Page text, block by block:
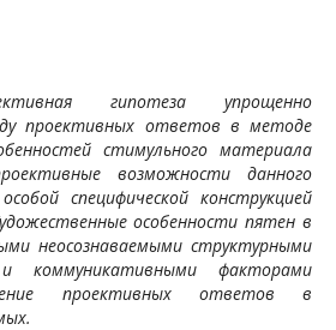
гипотеза упрощенно
проективных ответов в методе
стимульного материала
возможности данного
специфической конструкцией
особенности пятен в
неосознаваемыми структурными
и коммуникативными факторами
проективных ответов в